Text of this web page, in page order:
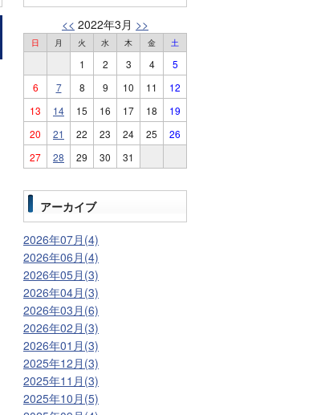
<< 2022年3月 >>
日 月 火 水 木 金 土
1 2 3 4
5
6
7 8 9 10 11
12
13
14 15 16 17 18
19
20
21 22 23 24 25
26
27
28 29 30 31
アーカイブ
2026年07月(4)
2026年06月(4)
2026年05月(3)
2026年04月(3)
2026年03月(6)
2026年02月(3)
2026年01月(3)
2025年12月(3)
2025年11月(3)
2025年10月(5)